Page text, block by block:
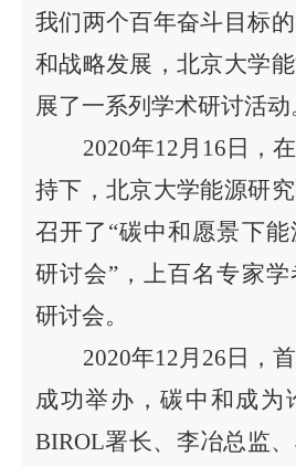
我们两个百年奋斗目标的
和战略发展，北京大学
展了一系列学术研讨活动
2020年12月 16日，
持下，北京大学能源研
召开了“碳中和愿景下
研讨会”，上百名专家学
研讨会。
2020年12月26日，
成功举办，碳中和成为
BIROL署长、李冶总监